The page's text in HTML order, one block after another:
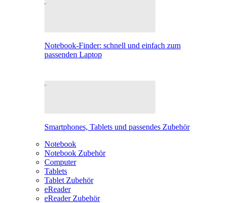
Notebook-Finder: schnell und einfach zum
passenden Laptop
Smartphones, Tablets und passendes Zubehör
Notebook
Notebook Zubehör
Computer
Tablets
Tablet Zubehör
eReader
eReader Zubehör